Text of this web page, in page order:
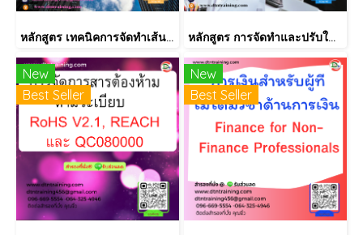
หลักสูตร เทคนิคการจัดทำเส้นทางการฝึกอบรม และการพัฒนาบุคลากร เป็นรายบุคคลอย่างเป็นระบบ Effective Training and Development Road Map & IDP Implementation หลักสูตร การจัดทำและปรับใช้ SKILLS MATRIX อย่างได้ผล Skill Matrix Setting & Implementation
New
Best Seller
New
Best Seller